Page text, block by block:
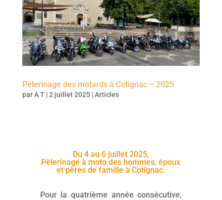
Pèlerinage des motards à Cotignac – 2025
parA T|2 juillet 2025|Articles
Du 4 au 6 juillet 2025,
Pèlerinage à moto des hommes, époux
et pères de famille à Cotignac.
Pour la quatrième année consécutive,